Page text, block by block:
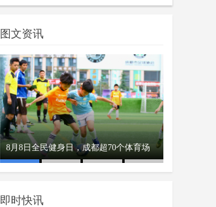
图文资讯
8月8日全民健身日，成都超70个体育场
即时快讯
6月24日，四川师范大学2026届学生
06-24
周吟
“鱼戏莲叶间” 北湖生态公园勾
勒夏日美景
6月23日，北湖生态公园的荷塘景致
尽显独属于东方的中式美学。一池莲
荷，群鱼嬉戏，复刻古诗里“鱼戏莲
叶间”的诗意画面，成为夏日绝美风...
周吟
端午假期1400多万人次游四川
赛旅融合成时尚 青春旅途是亮
点